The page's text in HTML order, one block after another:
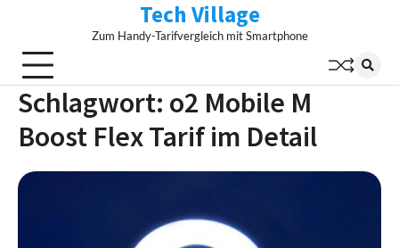
content
Tech Village
Zum Handy-Tarifvergleich mit Smartphone
Schlagwort: o2 Mobile M
Boost Flex Tarif im Detail